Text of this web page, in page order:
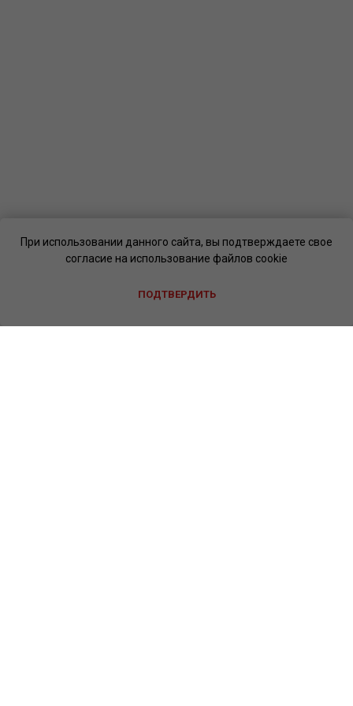
При использовании данного сайта, вы подтверждаете свое
согласие на использование файлов cookie
ПОДТВЕРДИТЬ